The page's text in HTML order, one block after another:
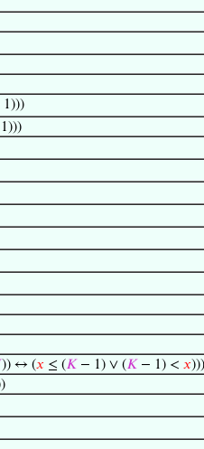
1)))
)) ↔ (𝑥 ≤ (𝐾 − 1) ∨ (𝐾 − 1) < 𝑥)))